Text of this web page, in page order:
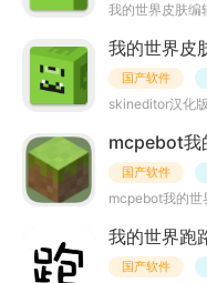
国产软件
国产软件
国产软件